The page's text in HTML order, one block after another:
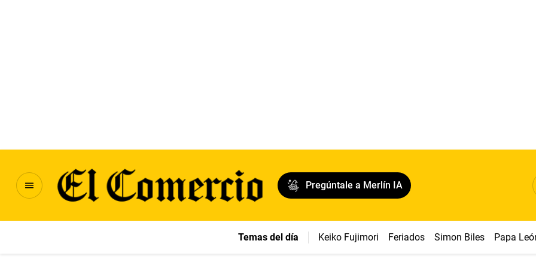
Pregúntale a Merlín IA
Temas del día Keiko Fujimori Feriados Simon Biles Papa